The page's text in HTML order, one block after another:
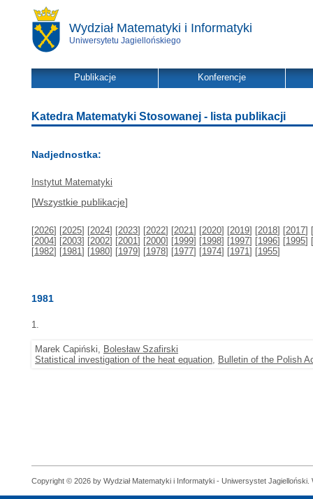
Wydział Matematyki i Informatyki
Uniwersytetu Jagiellońskiego
Publikacje Konferencje
Katedra Matematyki Stosowanej - lista publikacji
Nadjednostka:
Instytut Matematyki
[Wszystkie publikacje]
[2026] [2025] [2024] [2023] [2022] [2021] [2020] [2019] [2018] [2017] [
[2004] [2003] [2002] [2001] [2000] [1999] [1998] [1997] [1996] [1995] [
[1982] [1981] [1980] [1979] [1978] [1977] [1974] [1971] [1955]
1981
1.
Marek Capiński, Bolesław Szafirski
Statistical investigation of the heat equation, Bulletin of the Polish
Copyright © 2026 by Wydział Matematyki i Informatyki - Uniwersystet